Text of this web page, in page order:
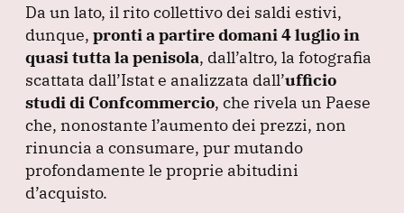
Da un lato, il rito collettivo dei saldi estivi,
dunque, pronti a partire domani 4 luglio in
quasi tutta la penisola, dall’altro, la fotografia
scattata dall’Istat e analizzata dall’ufficio
studi di Confcommercio, che rivela un Paese
che, nonostante l’aumento dei prezzi, non
rinuncia a consumare, pur mutando
profondamente le proprie abitudini
d’acquisto.